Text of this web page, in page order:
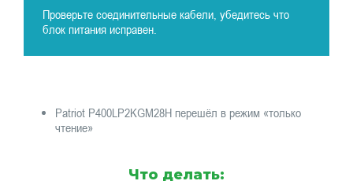
Проверьте соединительные кабели, убедитесь что
блок питания исправен.
Patriot P400LP2KGM28H перешёл в режим «только
чтение»
Что делать: